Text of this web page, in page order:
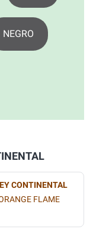
NEGRO
CONTINENTAL
FLAME